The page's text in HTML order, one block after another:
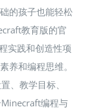
的孩子也能轻松
教育版的官
实践和创造性项
养和编程思维。
、教学目标、
编程与